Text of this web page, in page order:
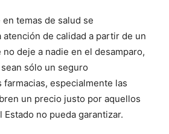
temas de salud se
de calidad a partir de un
deje a nadie en el desamparo,
sólo un seguro
especialmente las
un precio justo por aquellos
no pueda garantizar.